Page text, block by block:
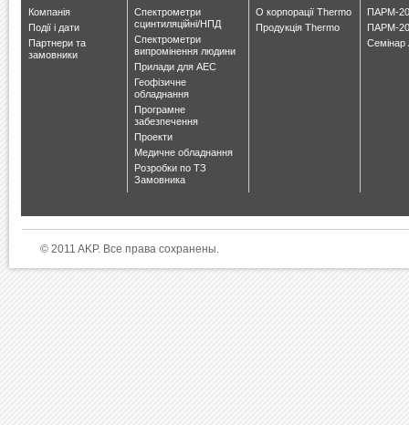
Компанія
Події і дати
Партнери та
замовники
Спектрометри
сцинтиляційні/НПД
Спектрометри
випромінення людини
Прилади для АЕС
Геофізичне
обладнання
Програмне
забезпечення
Проекти
Медичне обладнання
Розробки по ТЗ
Замовника
О корпорації Thermo
Продукція Thermo
ПАРМ-
ПАРМ-
Семінар
© 2011 AKP. Все права сохранены.